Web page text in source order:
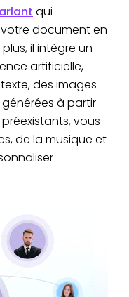
qui
document en
il intègre un
artificielle,
des images
à partir
vous
de la musique et